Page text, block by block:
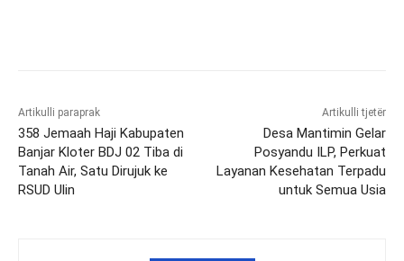
Artikulli paraprak
358 Jemaah Haji Kabupaten
Banjar Kloter BDJ 02 Tiba di
Tanah Air, Satu Dirujuk ke
RSUD Ulin
Artikulli tjetër
Desa Mantimin Gelar
Posyandu ILP, Perkuat
Layanan Kesehatan Terpadu
untuk Semua Usia